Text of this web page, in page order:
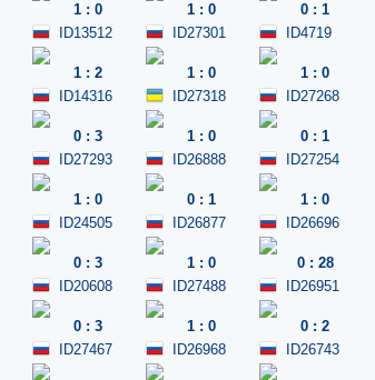
1 : 0 1 : 0 0 : 1
ID13512
1 : 2
ID27301
1 : 0
ID4719
1 : 0
ID14316
0 : 3
ID27318
1 : 0
ID27268
0 : 1
ID27293
1 : 0
ID26888
0 : 1
ID27254
1 : 0
ID24505
0 : 3
ID26877
1 : 0
ID26696
0: 28
ID20608
0 : 3
ID27488
1 : 0
ID26951
0 : 2
ID27467 ID26968 ID26743